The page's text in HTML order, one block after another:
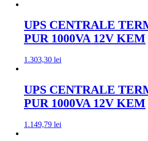
UPS CENTRALE
PUR 1000VA 12V KEM
1.303,30 lei
UPS CENTRALE
PUR 1000VA 12V KEM
1.149,79 lei